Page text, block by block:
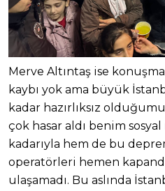
Merve Altıntaş ise
kaybı yok ama büyük
kadar hazırlıksız
çok hasar aldı benim
kadarıyla hem de bu
operatörleri hemen
ulaşamadı. Bu aslında